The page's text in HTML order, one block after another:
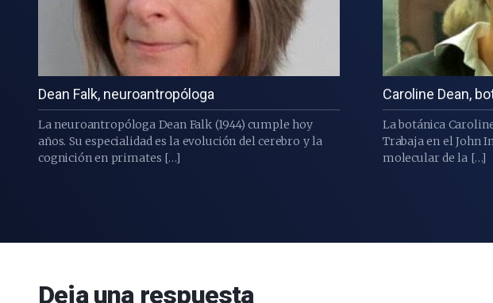
Dean Falk, neuroantropóloga
La neuroantropóloga Dean Falk (1944) cumple hoy
años. Su especialidad es la evolución del cerebro y la
cognición en primates […]
Caroline Dean,
La botánica
Trabaja en el John
molecular de la […]
Deja una respuesta